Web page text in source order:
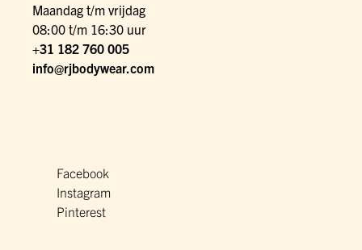
Maandag t/m vrijdag
08:00 t/m 16:30 uur
+31 182 760 005
info@rjbodywear.com
Facebook
Instagram
Pinterest